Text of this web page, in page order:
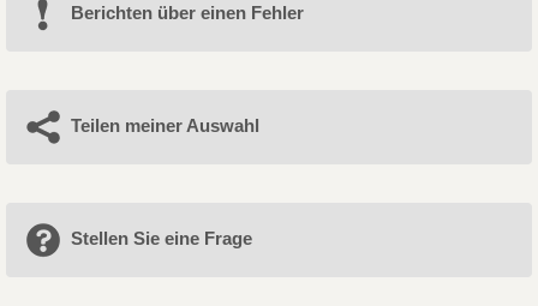
Berichten über einen Fehler
Teilen meiner Auswahl
Stellen Sie eine Frage